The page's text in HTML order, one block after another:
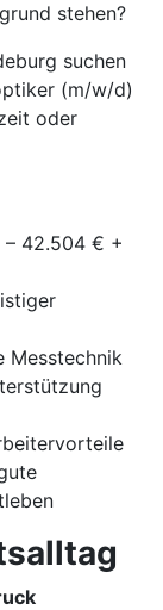
stehen?
suchen
(m/w/d)
oder
42.504 € +
Messtechnik